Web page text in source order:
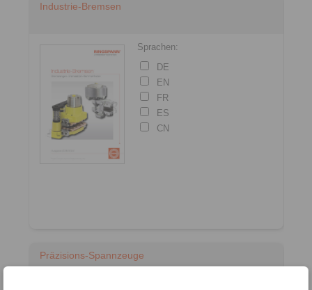
Industrie-Bremsen
Sprachen:
DE
EN
FR
ES
CN
Präzisions-Spannzeuge